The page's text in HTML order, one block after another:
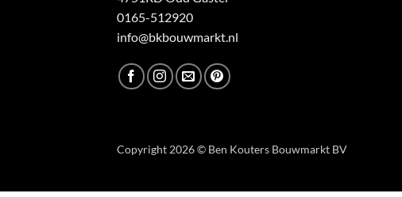
0165-512920
info@bkbouwmarkt.nl
Copyright 2026 © Ben Kouters Bouwmarkt BV